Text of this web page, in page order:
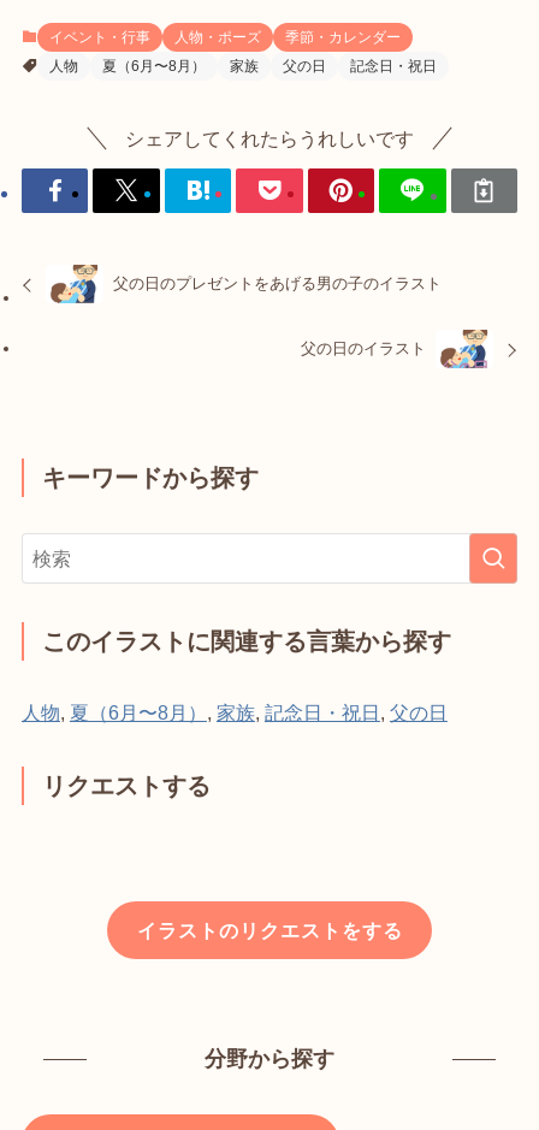
イベント・行事 人物・ポーズ
季節・カレンダー
人物
夏（6月〜8月） 家族 父の日 記念日・祝日
シェアしてくれたらうれしいです
父の日のプレゼントをあげる男の子のイラスト
父の日のイラスト
キーワードから探す
このイラストに関連する言葉から探す
人物 夏（6月〜8月） 家族, 記念日・祝日 父の日
リクエストする
イラストのリクエストをする
分野から探す